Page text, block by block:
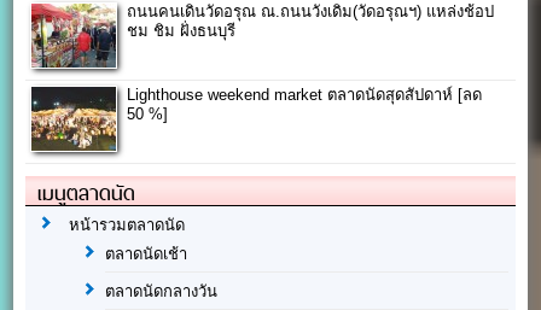
ถนนคนเดินวัดอรุณ ณ.ถนนวังเดิม(วัดอรุณฯ) แหล่งช้อป
ชม ชิม ฝั่งธนบุรี
Lighthouse weekend market ตลาดนัดสุดสัปดาห์ [ลด
50 %]
เมนูตลาดนัด
หน้ารวมตลาดนัด
ตลาดนัดเช้า
ตลาดนัดกลางวัน